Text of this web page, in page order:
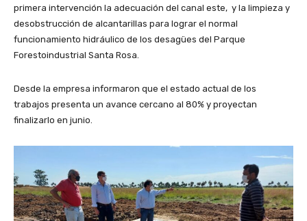
primera intervención la adecuación del canal este, y la limpieza y
desobstrucción de alcantarillas para lograr el normal
funcionamiento hidráulico de los desagües del Parque
Forestoindustrial Santa Rosa.
Desde la empresa informaron que el estado actual de los
trabajos presenta un avance cercano al 80% y proyectan
finalizarlo en junio.